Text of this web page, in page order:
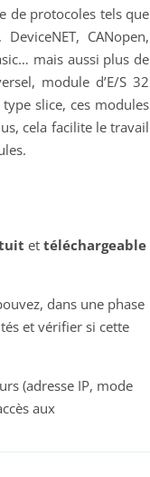
de protocoles tels que
CANopen,
mais aussi plus de
module d’E/S 32
slice, ces modules
cela facilite le travail
et téléchargeable
dans une phase
et vérifier si cette
(adresse IP, mode
aux